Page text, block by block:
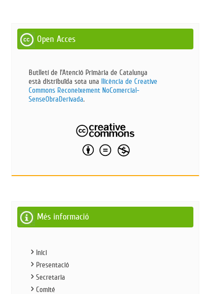
Open Acces
Butlletí de l'Atenció Primària de Catalunya
està distribuïda sota una llicència de Creative
Commons Reconeixement NoComercial-
SenseObraDerivada​.
Més informació
Inici
Presentació
Secretaria
Comité